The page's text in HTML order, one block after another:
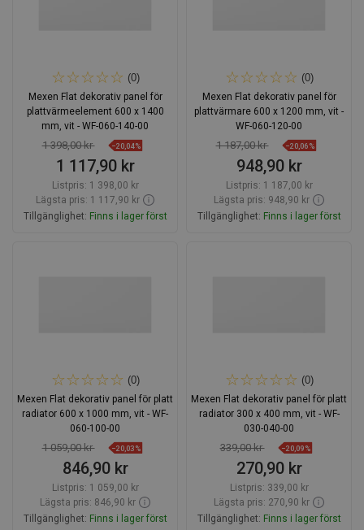
(0)
Mexen Flat dekorativ panel för
plattvärmeelement 600 x 1400
mm, vit - WF-060-140-00
1 398,00 kr −20,04%
1 117,90 kr
Listpris: 1 398,00 kr
Lägsta pris: 1 117,90 kr
Tillgänglighet: Finns i lager först
(0)
Mexen Flat dekorativ panel för
plattvärmare 600 x 1200 mm, vit -
WF-060-120-00
1 187,00 kr −20,06%
948,90 kr
Listpris: 1 187,00 kr
Lägsta pris: 948,90 kr
Tillgänglighet: Finns i lager först
(0)
Mexen Flat dekorativ panel för platt
radiator 600 x 1000 mm, vit - WF-
060-100-00
1 059,00 kr −20,03%
846,90 kr
Listpris: 1 059,00 kr
Lägsta pris: 846,90 kr
Tillgänglighet: Finns i lager först
(0)
Mexen Flat dekorativ panel för platt
radiator 300 x 400 mm, vit - WF-
030-040-00
339,00 kr −20,09%
270,90 kr
Listpris: 339,00 kr
Lägsta pris: 270,90 kr
Tillgänglighet: Finns i lager först